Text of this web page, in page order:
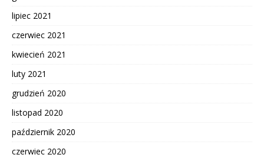
lipiec 2021
czerwiec 2021
kwiecień 2021
luty 2021
grudzień 2020
listopad 2020
październik 2020
czerwiec 2020